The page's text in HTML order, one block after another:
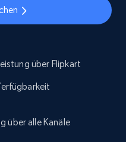
über Flipkart
über alle Kanäle